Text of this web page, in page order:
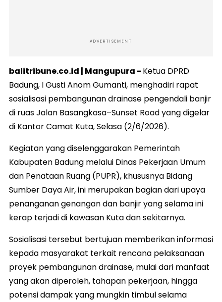
ADVERTISEMENT
balitribune.co.id | Mangupura - Ketua DPRD
Badung, I Gusti Anom Gumanti, menghadiri rapat
sosialisasi pembangunan drainase pengendali banjir
di ruas Jalan Basangkasa–Sunset Road yang digelar
di Kantor Camat Kuta, Selasa (2/6/2026).
Kegiatan yang diselenggarakan Pemerintah
Kabupaten Badung melalui Dinas Pekerjaan Umum
dan Penataan Ruang (PUPR), khususnya Bidang
Sumber Daya Air, ini merupakan bagian dari upaya
penanganan genangan dan banjir yang selama ini
kerap terjadi di kawasan Kuta dan sekitarnya.
Sosialisasi tersebut bertujuan memberikan informasi
kepada masyarakat terkait rencana pelaksanaan
proyek pembangunan drainase, mulai dari manfaat
yang akan diperoleh, tahapan pekerjaan, hingga
potensi dampak yang mungkin timbul selama